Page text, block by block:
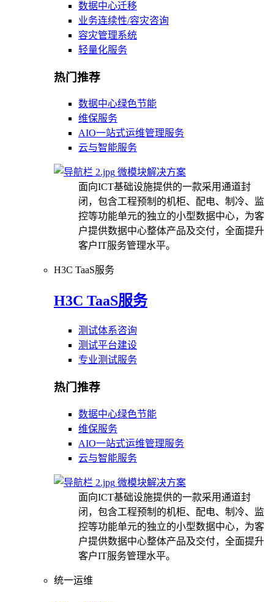
数据中心迁移
业务连续性/容灾咨询
容灾管理系统
轻量化服务
热门推荐
数据中心绿色节能
维保服务
AIO一站式运维管理服务
云与智能服务
微模块解决方案
面向ICT基础设施提供的一款采用通道封
闭，包含工程预制的机柜、配电、制冷、监
控等功能单元的独立的小型数据中心，为客
户提供数据中心整体产品及交付，全面提升
客户IT服务管理水平。
H3C TaaS服务
H3C TaaS服务
测试体系咨询
测试平台建设
专业测试服务
热门推荐
数据中心绿色节能
维保服务
AIO一站式运维管理服务
云与智能服务
微模块解决方案
面向ICT基础设施提供的一款采用通道封
闭，包含工程预制的机柜、配电、制冷、监
控等功能单元的独立的小型数据中心，为客
户提供数据中心整体产品及交付，全面提升
客户IT服务管理水平。
统一运维